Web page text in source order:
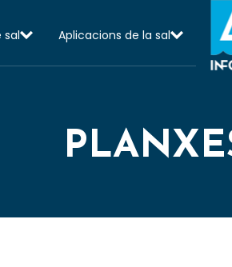
sal Aplicacions de la sal